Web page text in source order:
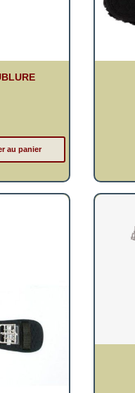
au panier